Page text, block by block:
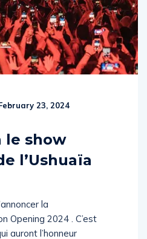
23, 2024
le show
l’Ushuaïa
la
Opening 2024 . C’est
auront l’honneur